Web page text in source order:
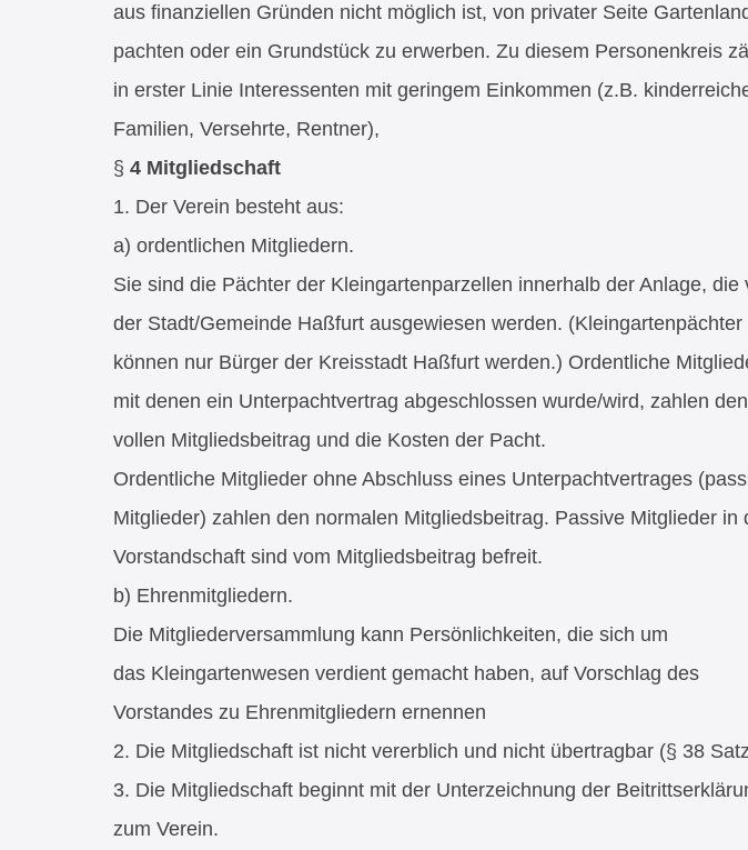
aus finanziellen Gründen nicht möglich ist, von privater Seite
pachten oder ein Grundstück zu erwerben. Zu diesem Personenkreis
in erster Linie Interessenten mit geringem Einkommen (z.B.
Familien, Versehrte, Rentner),
§ 4 Mitgliedschaft
1. Der Verein besteht aus:
a) ordentlichen Mitgliedern.
Sie sind die Pächter der Kleingartenparzellen innerhalb der Anlage, die
der Stadt/Gemeinde Haßfurt ausgewiesen werden. (Kleingartenpächter
können nur Bürger der Kreisstadt Haßfurt werden.) Ordentliche
mit denen ein Unterpachtvertrag abgeschlossen wurde/wird, zahlen den
vollen Mitgliedsbeitrag und die Kosten der Pacht.
Ordentliche Mitglieder ohne Abschluss eines Unterpachtvertrages
Mitglieder) zahlen den normalen Mitgliedsbeitrag. Passive Mitglieder in
Vorstandschaft sind vom Mitgliedsbeitrag befreit.
b) Ehrenmitgliedern.
Die Mitgliederversammlung kann Persönlichkeiten, die sich um
das Kleingartenwesen verdient gemacht haben, auf Vorschlag des
Vorstandes zu Ehrenmitgliedern ernennen
2. Die Mitgliedschaft ist nicht vererblich und nicht übertragbar (§ 38
3. Die Mitgliedschaft beginnt mit der Unterzeichnung der
zum Verein.